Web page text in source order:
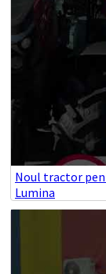
Noul tractor
Lumina